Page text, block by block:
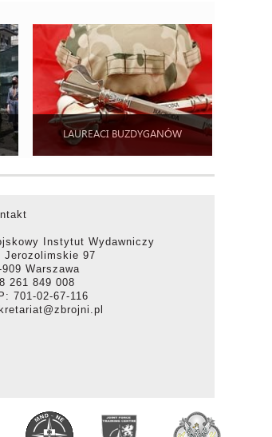
LAUREACI BUZDYGANÓW
Instytut Wydawniczy
Jerozolimskie 97
909 Warszawa
261 849 008
701-02-67-116